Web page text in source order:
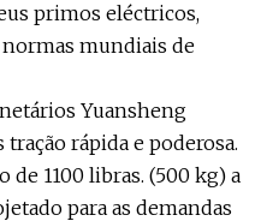
primos eléctricos,
mundiais de
Yuansheng
rápida e poderosa.
de 1100 libras. (500 kg) a
para as demandas